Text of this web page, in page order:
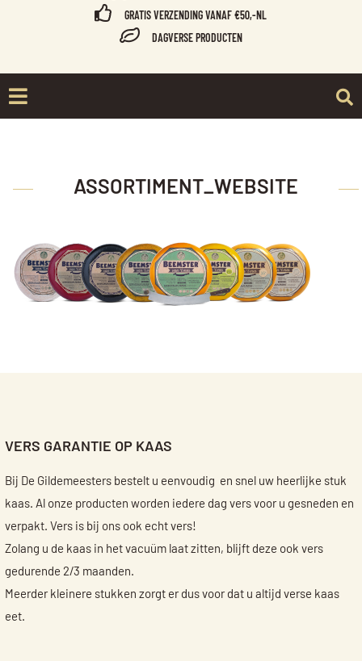
GRATIS VERZENDING VANAF €50,-NL
DAGVERSE PRODUCTEN
ASSORTIMENT_WEBSITE
VERS GARANTIE OP KAAS
Bij De Gildemeesters bestelt u eenvoudig en snel uw heerlijke stuk
kaas. Al onze producten worden iedere dag vers voor u gesneden en
verpakt. Vers is bij ons ook echt vers!
Zolang u de kaas in het vacuüm laat zitten, blijft deze ook vers
gedurende 2/3 maanden.
Meerder kleinere stukken zorgt er dus voor dat u altijd verse kaas
eet.